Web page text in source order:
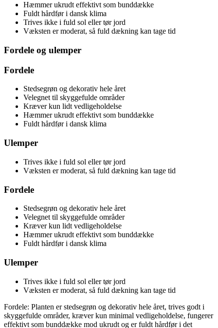
Hæmmer ukrudt effektivt som bunddække
Fuldt hårdfør i dansk klima
Trives ikke i fuld sol eller tør jord
Væksten er moderat, så fuld dækning kan tage tid
Fordele og ulemper
Fordele
Stedsegrøn og dekorativ hele året
Velegnet til skyggefulde områder
Kræver kun lidt vedligeholdelse
Hæmmer ukrudt effektivt som bunddække
Fuldt hårdfør i dansk klima
Ulemper
Trives ikke i fuld sol eller tør jord
Væksten er moderat, så fuld dækning kan tage tid
Fordele
Stedsegrøn og dekorativ hele året
Velegnet til skyggefulde områder
Kræver kun lidt vedligeholdelse
Hæmmer ukrudt effektivt som bunddække
Fuldt hårdfør i dansk klima
Ulemper
Trives ikke i fuld sol eller tør jord
Væksten er moderat, så fuld dækning kan tage tid
Fordele: Planten er stedsegrøn og dekorativ hele året, trives godt i
skyggefulde områder, kræver kun minimal vedligeholdelse, fungerer
effektivt som bunddække mod ukrudt og er fuldt hårdfør i det